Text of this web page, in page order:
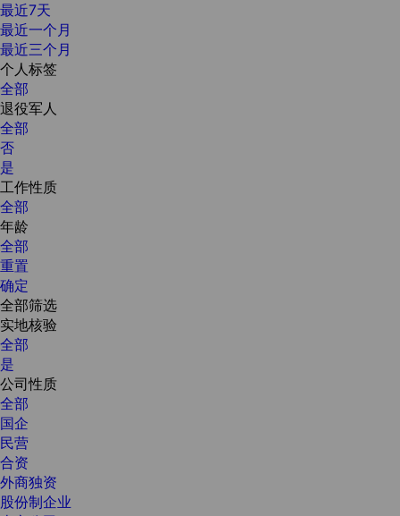
最近7天
最近一个月
最近三个月
个人标签
全部
退役军人
全部
否
是
工作性质
全部
年龄
全部
重置
确定
全部筛选
实地核验
全部
是
公司性质
全部
国企
民营
合资
外商独资
股份制企业